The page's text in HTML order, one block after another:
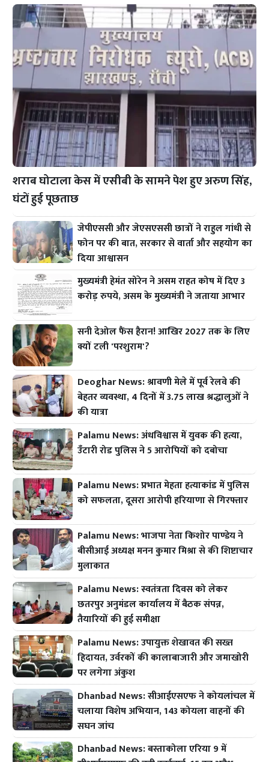
शराब घोटाला केस में एसीबी के सामने पेश हुए अरुण सिंह,
घंटों हुई पूछताछ
जेपीएससी और जेएसएससी छात्रों ने राहुल गांधी से
फोन पर की बात, सरकार से वार्ता और सहयोग का
दिया आश्वासन
मुख्यमंत्री हेमंत सोरेन ने असम राहत कोष में दिए 3
करोड़ रुपये, असम के मुख्यमंत्री ने जताया आभार
सनी देओल फैंस हैरान! आखिर 2027 तक के लिए
क्यों टली 'परशुराम'?
Deoghar News: श्रावणी मेले में पूर्व रेलवे की
बेहतर व्यवस्था, 4 दिनों में 3.75 लाख श्रद्धालुओं ने
की यात्रा
Palamu News: अंधविश्वास में युवक की हत्या,
उँटारी रोड पुलिस ने 5 आरोपियों को दबोचा
Palamu News: प्रभात मेहता हत्याकांड में पुलिस
को सफलता, दूसरा आरोपी हरियाणा से गिरफ्तार
Palamu News: भाजपा नेता किशोर पाण्डेय ने
बीसीआई अध्यक्ष मनन कुमार मिश्रा से की शिष्टाचार
मुलाकात
Palamu News: स्वतंत्रता दिवस को लेकर
छतरपुर अनुमंडल कार्यालय में बैठक संपन्न,
तैयारियों की हुई समीक्षा
Palamu News: उपायुक्त शेखावत की सख्त
हिदायत, उर्वरकों की कालाबाजारी और जमाखोरी
पर लगेगा अंकुश
Dhanbad News: सीआईएसएफ ने कोयलांचल में
चलाया विशेष अभियान, 143 कोयला वाहनों की
सघन जांच
Dhanbad News: बस्ताकोला एरिया 9 में